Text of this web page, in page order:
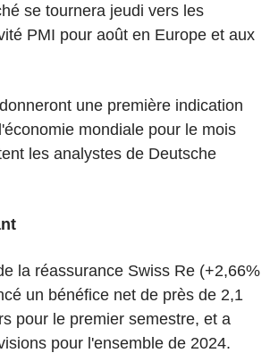
se tournera jeudi vers les
PMI pour août en Europe et aux
une première indication
mondiale pour le mois
les analystes de Deutsche
la réassurance Swiss Re (+2,66%
un bénéfice net de près de 2,1
pour le premier semestre, et a
pour l'ensemble de 2024.